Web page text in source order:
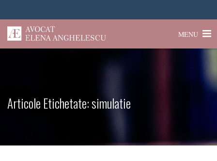
MENU
Articole Etichetate:simulatie